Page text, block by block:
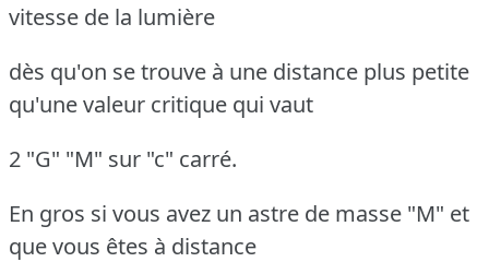
vitesse de la lumière
dès qu'on se trouve à une distance plus petite
qu'une valeur critique qui vaut
2 "G" "M" sur "c" carré.
En gros si vous avez un astre de masse "M" et
que vous êtes à distance